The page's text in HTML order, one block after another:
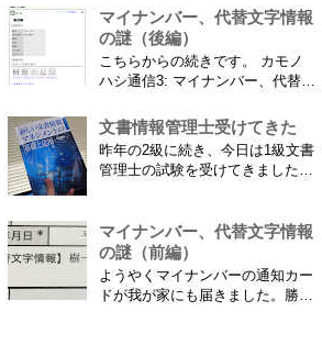
iPhone 6 Plusで確認しました。
カモノハシ通信3: Googleロケー
ション履歴がiOS8で復活！
※2013年11月8日 追記※ 残念な
こ...
マイナンバー、代替文字情報
の謎（後編）
こちらからの続きです。 カモノ
ハシ通信3: マイナンバー、代替文
供の名前に使える漢字には制限が
あります。たまに使える漢字が増
えたり減ったりしてニュースにな
ってますよね。（2015年１月には
てニュースになっていまし...
文書情報管理士受けてきた
昨年の2級に続き、今日は1級文書
管理士の試験を受けてきました。
かしい…。 ※後日追記※ 無事合
格してました。しかも成績が上位
3名以内？とかで表彰してもらい
ました\( ˆoˆ )/ 文書の取り扱いや
マイナンバー、代替文字情報
の謎（前編）
ようやくマイナンバーの通知カー
ドが我が家にも届きました。勝手